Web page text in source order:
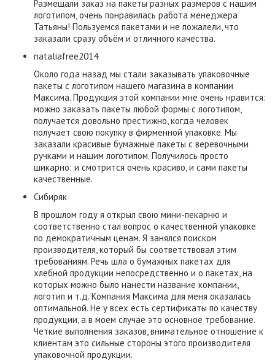
Размещали заказ на пакеты разных размеров с нашим
логотипом, очень понравилась работа менеджера
Татьяны! Пользуемся пакетами и не пожалели, что
заказали сразу объём и отличного качества.
nataliafree2014
Около года назад мы стали заказывать упаковочные
пакеты с логотипом нашего магазина в компании
Максима. Продукция этой компании мне очень нравится:
можно заказать пакеты любой формы с логотипом,
получается довольно престижно, когда человек
получает свою покупку в фирменной упаковке. Мы
заказали красивые бумажные пакеты с веревочными
ручками и нашим логотипом. Получилось просто
шикарно: и смотрится очень красиво, и сами пакеты
качественные.
Сибиряк
В прошлом году я открыл свою мини-пекарню и
соответственно стал вопрос о качественной упаковке
по демократичным ценам. Я занялся поиском
производителя, который бы соответствовал этим
требованиям. Речь шла о бумажных пакетах для
хлебной продукции непосредственно и о пакетах, на
которых можно было нанести название компании,
логотип и т.д. Компания Максима для меня оказалась
оптимальной. Не у всех есть сертификаты по качеству
продукции, а в моем случае это основное требование.
Четкие выполнения заказов, внимательное отношение к
клиентам это сильные стороны этого производителя
упаковочной продукции.